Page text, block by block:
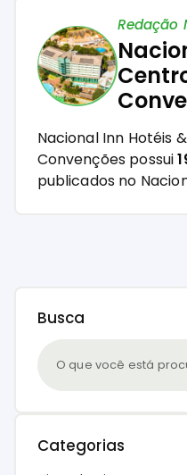
Redação
Nacional Inn Hotéis
Convenções possui
publicados no
Busca
Categorias